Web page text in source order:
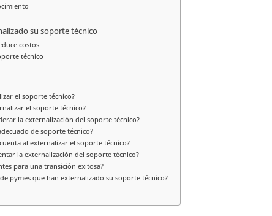
su soporte técnico
costos
técnico
el soporte técnico?
el soporte técnico?
la externalización del soporte técnico?
de soporte técnico?
al externalizar el soporte técnico?
la externalización del soporte técnico?
para una transición exitosa?
pymes que han externalizado su soporte técnico?